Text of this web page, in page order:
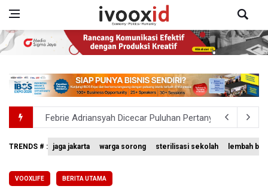
Febrie Adriansyah Dicecar Puluhan Pertanyaan Saat
Pertumbuhan Ekonomi 5,3 Persen Belum Cukup
Amnesty International Kecam Penangkapan Dua
TRENDS # : jaga jakarta warga sorong sterilisasi sekolah lembah
VOOXLIFE BERITA UTAMA